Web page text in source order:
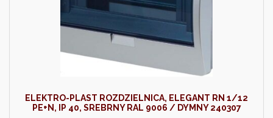
ELEKTRO-PLAST ROZDZIELNICA, ELEGANT RN 1/12
PE+N, IP 40, SREBRNY RAL 9006 / DYMNY 240307